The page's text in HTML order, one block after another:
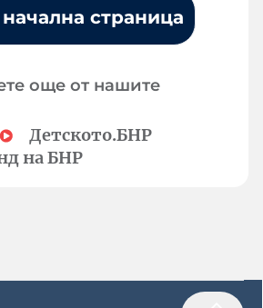
страница
още от нашите
Детското.БНР
на БНР